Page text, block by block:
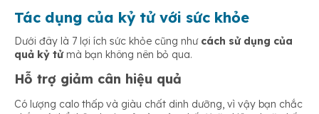
Tác dụng của kỷ tử với sức khỏe
Dưới đây là 7 lợi ích sức khỏe cũng như cách sử dụng của
quả kỷ tửmà bạn không nên bỏ qua.
Hỗ trợ giảm cân hiệu quả
Có lượng calo thấp và giàu chất dinh dưỡng, vì vậy bạn chắc